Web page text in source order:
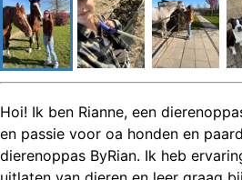
Hoi! Ik ben Rianne, een
en passie voor oa honden en
dierenoppas ByRian. Ik heb